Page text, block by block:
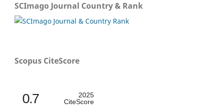
SCImago Journal Country & Rank
Scopus CiteScore
0.7
2025
CiteScore